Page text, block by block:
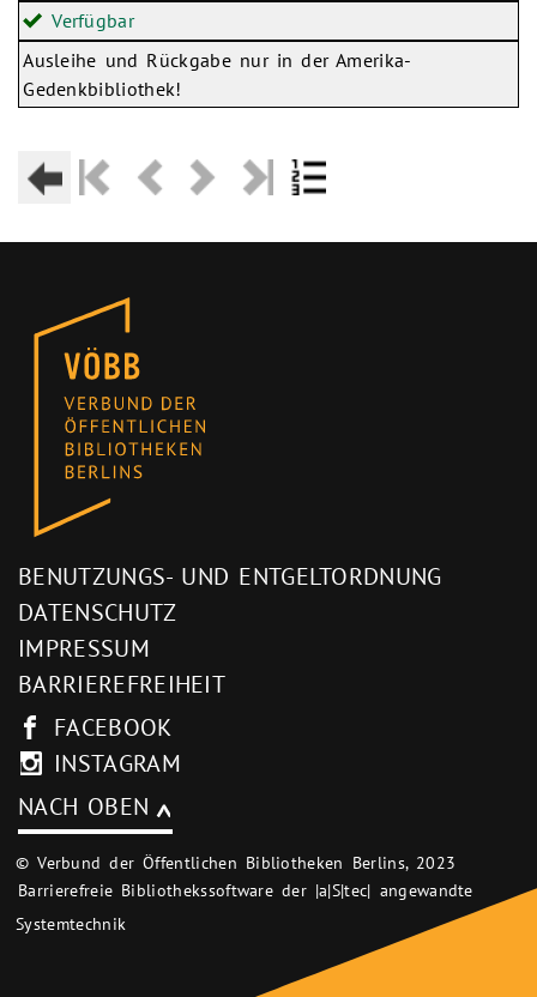
Verfügbar
Ausleihe und Rückgabe nur in der Amerika-
Gedenkbibliothek!
BENUTZUNGS- UND ENTGELTORDNUNG
DATENSCHUTZ
IMPRESSUM
BARRIEREFREIHEIT
FACEBOOK
INSTAGRAM
NACH OBEN
© Verbund der Öffentlichen Bibliotheken Berlins, 2023
Barrierefreie Bibliothekssoftware der |a|S|tec| angewandte
Systemtechnik